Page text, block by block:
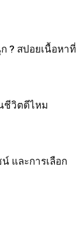
? สปอยเนื้อหาที่
ชีวิตดีไหม
และการเลือก